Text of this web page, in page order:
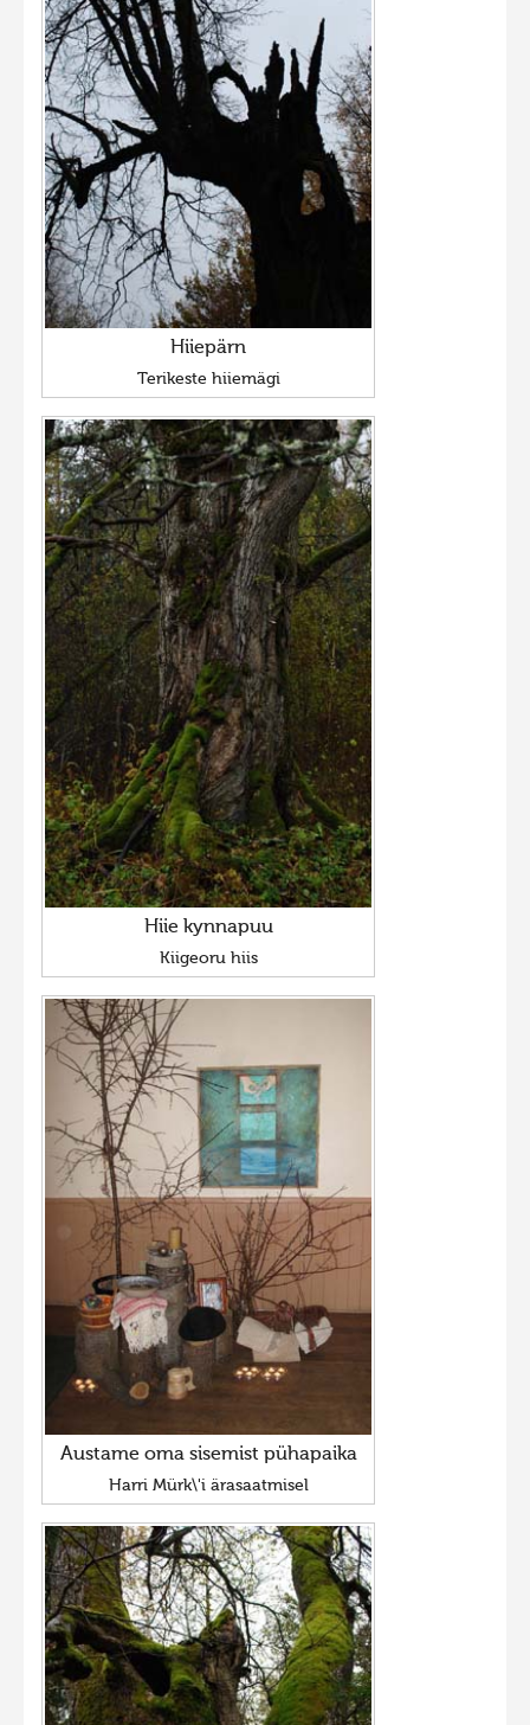
Hiiepärn
Terikeste hiiemägi
Hiie kynnapuu
Kiigeoru hiis
Austame oma sisemist pühapaika
Harri Mürk\'i ärasaatmisel